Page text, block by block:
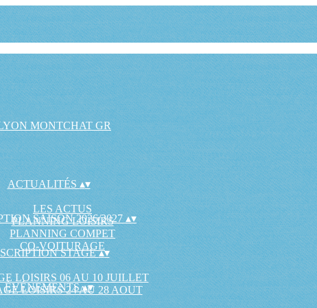
ACTUALITÉS▴▾
LES ACTUS
PLANNING LOISIRS
PLANNING COMPET
CO-VOITURAGE
SAISON 2026/2027▴▾
STAGE▴▾
LOISIRS 06 AU 10 JUILLET
LOISIRS 24 AU 28 AOUT
ÉVÉNEMENTS▴▾